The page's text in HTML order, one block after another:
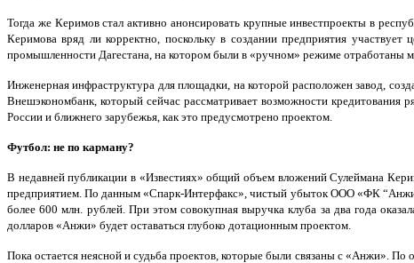
Тогда же Керимов стал активно анонсировать крупные инвестпроекты в
Керимова вряд ли корректно, поскольку в создании предприятия
промышленности Дагестана, на котором были в «ручном» режиме отработаны
Инженерная инфраструктура для площадки, на которой расположен завод,
Внешэкономбанк, который сейчас рассматривает возможности
России и ближнего зарубежья, как это предусмотрено проектом.
Футбол: не по карману?
В недавней публикации в «Известиях» общий объем вложений Сулеймана
предприятием. По данным «Спарк-Интерфакс», чистый убыток ООО «ФК
более 600 млн. рублей. При этом совокупная выручка клуба за два года
долларов «Анжи» будет оставаться глубоко дотационным проектом.
Пока остается неясной и судьба проектов, которые были связаны с «Анжи».